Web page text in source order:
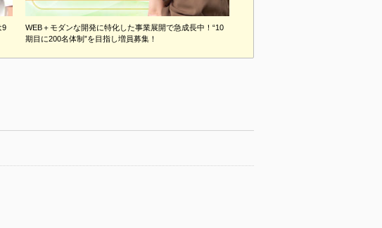
9
WEB＋モダンな開発に特化した事業展開で急成長中！“10
期目に200名体制”を目指し増員募集！